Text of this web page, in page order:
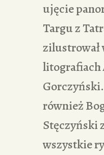
ujęcie
Targu z
zilustrował
litografiach
również
Stęczyński
wszystkie